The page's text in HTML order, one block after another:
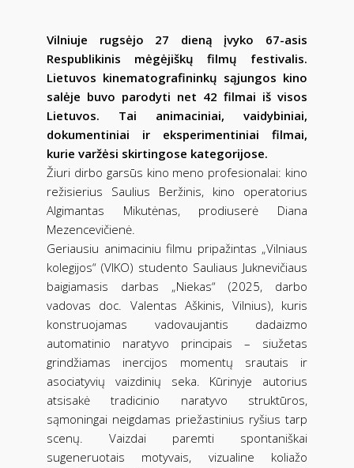
Vilniuje rugsėjo 27 dieną įvyko 67-asis
Respublikinis mėgėjiškų filmų festivalis.
Lietuvos kinematografininkų sąjungos kino
salėje buvo parodyti net 42 filmai iš visos
Lietuvos. Tai animaciniai, vaidybiniai,
dokumentiniai ir eksperimentiniai filmai,
kurie varžėsi skirtingose kategorijose.
Žiuri dirbo garsūs kino meno profesionalai: kino
režisierius Saulius Beržinis, kino operatorius
Algimantas Mikutėnas, prodiuserė Diana
Mezencevičienė.
Geriausiu animaciniu filmu pripažintas „Vilniaus
kolegijos“ (VIKO) studento Sauliaus Juknevičiaus
baigiamasis darbas „Niekas“ (2025, darbo
vadovas doc. Valentas Aškinis, Vilnius), kuris
konstruojamas vadovaujantis dadaizmo
automatinio naratyvo principais – siužetas
grindžiamas inercijos momentų srautais ir
asociatyvių vaizdinių seka. Kūrinyje autorius
atsisakė tradicinio naratyvo struktūros,
sąmoningai neigdamas priežastinius ryšius tarp
scenų. Vaizdai paremti spontaniškai
sugeneruotais motyvais, vizualine koliažo